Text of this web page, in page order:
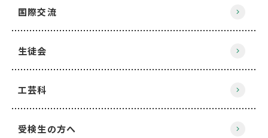
国際交流
生徒会
工芸科
受検生の方へ